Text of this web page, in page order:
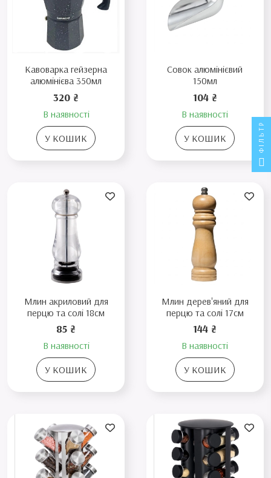
Кавоварка гейзерна
алюмінієва 350мл
320 ₴
В наявності
У КОШИК
Совок алюмінієвий
150мл
104 ₴
В наявності
У КОШИК
Млин акриловий для
перцю та солі 18см
85 ₴
В наявності
У КОШИК
Млин дерев'яний для
перцю та солі 17см
144 ₴
В наявності
У КОШИК
ФІЛЬТР